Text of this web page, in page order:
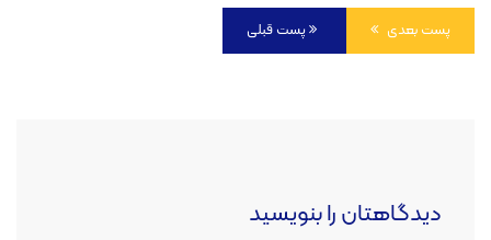
پست قبلی پست بعدی
دیدگاهتان را بنویسید